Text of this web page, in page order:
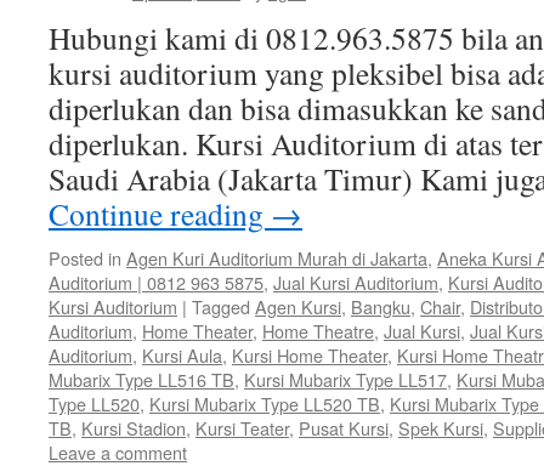
Hubungi kami di 0812.963.5875 bila
kursi auditorium yang pleksibel bisa
diperlukan dan bisa dimasukkan ke
diperlukan. Kursi Auditorium di atas
Saudi Arabia (Jakarta Timur) Kami
Continue reading →
Posted in Agen Kuri Auditorium Murah di Jakarta, Aneka Kursi
Auditorium | 0812 963 5875, Jual Kursi Auditorium, Kursi
Kursi Auditorium | Tagged Agen Kursi, Bangku, Chair,
Auditorium, Home Theater, Home Theatre, Jual Kursi, Jual
Auditorium, Kursi Aula, Kursi Home Theater, Kursi Home
Mubarix Type LL516 TB, Kursi Mubarix Type LL517, Kursi
Type LL520, Kursi Mubarix Type LL520 TB, Kursi Mubarix
TB, Kursi Stadion, Kursi Teater, Pusat Kursi, Spek Kursi,
Leave a comment